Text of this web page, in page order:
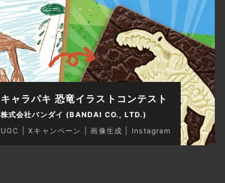
キャラパキ 恐竜イラストコンテスト
株式会社バンダイ (BANDAI CO., LTD.)
UGC
Xキャンペーン 画像生成 Instagram